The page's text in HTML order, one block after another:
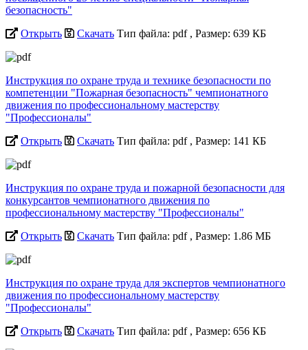
безопасность"
Открыть
Скачать Тип файла: pdf , Размер: 639 КБ
Инструкция по охране труда и технике безопасности по
компетенции "Пожарная безопасность" чемпионатного
движения по профессиональному мастерству
"Профессионалы"
Открыть
Скачать Тип файла: pdf , Размер: 141 КБ
Инструкция по охране труда и пожарной безопасности для
конкурсантов чемпионатного движения по
профессиональному мастерству "Профессионалы"
Открыть
Скачать Тип файла: pdf , Размер: 1.86 МБ
Инструкция по охране труда для экспертов чемпионатного
движения по профессиональному мастерству
"Профессионалы"
Открыть
Скачать Тип файла: pdf , Размер: 656 КБ